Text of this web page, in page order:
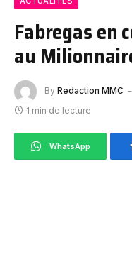
Fabregas en
au
By Redaction MMC
1 min de lecture
WhatsApp